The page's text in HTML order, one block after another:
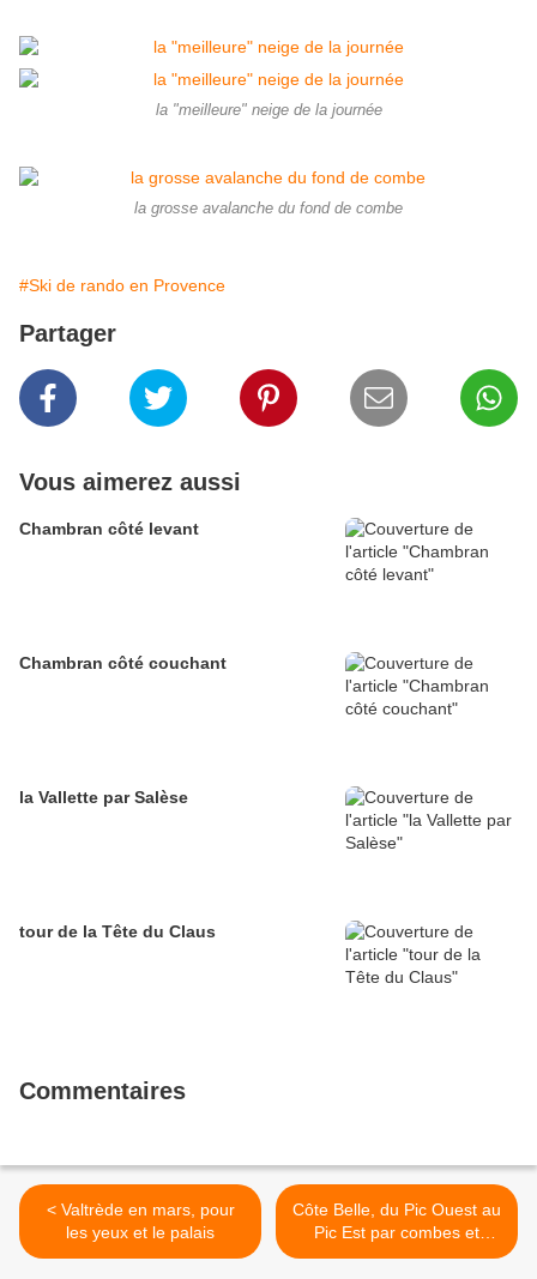
la "meilleure" neige de la journée
la grosse avalanche du fond de combe
#Ski de rando en Provence
Partager
Vous aimerez aussi
Chambran côté levant
Chambran côté couchant
la Vallette par Salèse
tour de la Tête du Claus
Commentaires
< Valtrède en mars, pour
les yeux et le palais
Côte Belle, du Pic Ouest au
Pic Est par combes et
couloirs >